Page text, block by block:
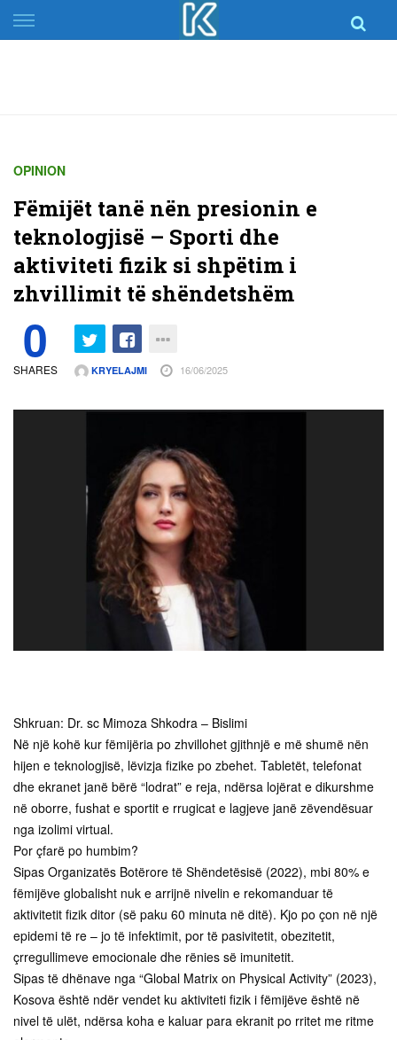
Skip
to
OPINION
Fëmijët tanë nën presionin e
teknologjisë – Sporti dhe
aktiviteti fizik si shpëtim i
zhvillimit të shëndetshëm
0
SHARES KRYELAJMI 16/06/2025
Shkruan: Dr. sc Mimoza Shkodra – Bislimi
Në një kohë kur fëmijëria po zhvillohet gjithnjë e më shumë nën
hijen e teknologjisë, lëvizja fizike po zbehet. Tabletët, telefonat
dhe ekranet janë bërë “lodrat” e reja, ndërsa lojërat e dikurshme
në oborre, fushat e sportit e rrugicat e lagjeve janë zëvendësuar
nga izolimi virtual.
Por çfarë po humbim?
Sipas Organizatës Botërore të Shëndetësisë (2022), mbi 80% e
fëmijëve globalisht nuk e arrijnë nivelin e rekomanduar të
aktivitetit fizik ditor (së paku 60 minuta në ditë). Kjo po çon në një
epidemi të re – jo të infektimit, por të pasivitetit, obezitetit,
çrregullimeve emocionale dhe rënies së imunitetit.
Sipas të dhënave nga “Global Matrix on Physical Activity” (2023),
Kosova është ndër vendet ku aktiviteti fizik i fëmijëve është në
nivel të ulët, ndërsa koha e kaluar para ekranit po rritet me ritme